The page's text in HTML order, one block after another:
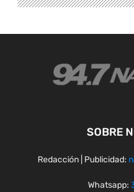
SOBRE
Redacción | Publicidad:
Whatsapp: